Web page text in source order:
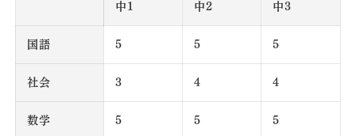
中1 中2 中3
国語 5 5 5
社会 3 4 4
数学 5 5 5